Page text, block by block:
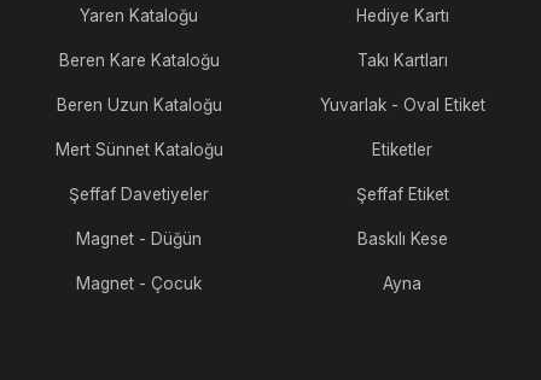
Yaren Kataloğu
Beren Kare Kataloğu
Beren Uzun Kataloğu
Mert Sünnet Kataloğu
Şeffaf Davetiyeler
Magnet - Düğün
Magnet - Çocuk
Hediye Kartı
Takı Kartları
Yuvarlak - Oval Etiket
Etiketler
Şeffaf Etiket
Baskılı Kese
Ayna